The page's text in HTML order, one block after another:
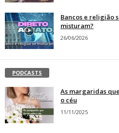
Bancos e religião
misturam?
26/06/2026
PODCASTS
As margaridas
o céu
11/11/2025